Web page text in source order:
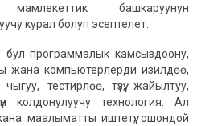
башкаруунун
курал болуп эсептелет.
программалык камсыздоону,
жана компьютерлерди изилдөө,
тестирлөө, түзүү, жайылтуу,
колдонулуучу технология. Ал
маалыматты иштетүү, ошондой